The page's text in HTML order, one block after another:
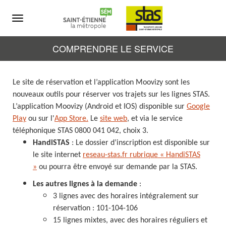
Menu
COMPRENDRE LE SERVICE
Le site de réservation et l’application Moovizy sont les
nouveaux outils pour réserver vos trajets sur les lignes STAS.
L’application Moovizy (Android et IOS) disponible sur Google
Play ou sur l'App Store. Le site web, et via le service
téléphonique STAS 0800 041 042, choix 3.
HandiSTAS : Le dossier d’inscription est disponible sur
le site internet reseau-stas.fr rubrique « HandiSTAS
» ou pourra être envoyé sur demande par la STAS.
Les autres lignes à la demande :
3 lignes avec des horaires intégralement sur
réservation : 101-104-106
15 lignes mixtes, avec des horaires réguliers et